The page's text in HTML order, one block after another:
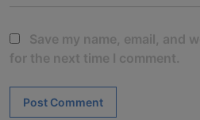
Save my name, email, and
for the next time I comment.